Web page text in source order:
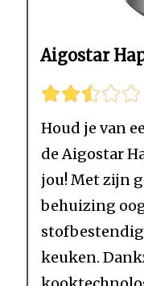
Aigostar
Houd je van
de Aigostar
jou! Met zijn
behuizing
keuken.